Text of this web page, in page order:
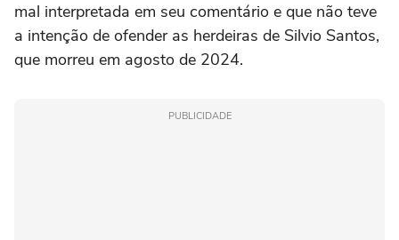
mal interpretada em seu comentário e que não teve
a intenção de ofender as herdeiras de Silvio Santos,
que morreu em agosto de 2024.
PUBLICIDADE